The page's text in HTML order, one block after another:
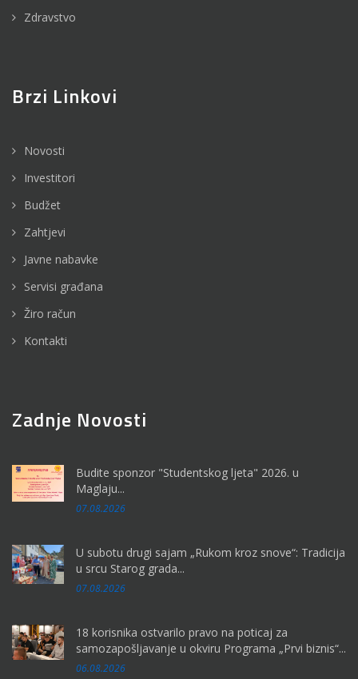
Zdravstvo
Brzi Linkovi
Novosti
Investitori
Budžet
Zahtjevi
Javne nabavke
Servisi građana
Žiro račun
Kontakti
Zadnje Novosti
Budite sponzor "Studentskog ljeta" 2026. u
Maglaju...
07.08.2026
U subotu drugi sajam „Rukom kroz snove“: Tradicija
u srcu Starog grada...
07.08.2026
18 korisnika ostvarilo pravo na poticaj za
samozapošljavanje u okviru Programa „Prvi biznis“...
06.08.2026